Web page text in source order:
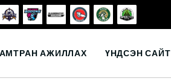
АЖИЛЛАХ ҮНДСЭН САЙТ